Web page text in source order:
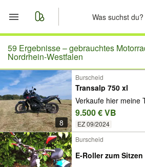
Start
Merkliste
Nachrichten
Anzeige aufgeben
59 Ergebnisse –gebrauchtes
Nordrhein-Westfalen
8
Burscheid
Transalp 750 xl
Verkaufe hier meine
9.500 € VB
EZ 09/2024
Burscheid
E-Roller zum Sitzen